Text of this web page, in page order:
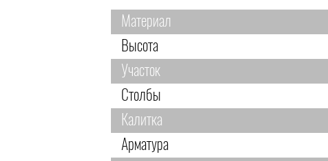
Материал
Высота
Участок
Столбы
Калитка
Арматура